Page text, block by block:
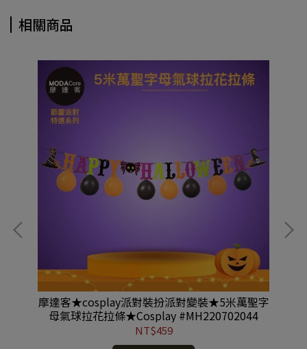
相關商品
摩達客★cosplay派對裝扮派對變裝★5米萬聖字
母氣球拉花拉條★Cosplay #MH220702044
NT$459